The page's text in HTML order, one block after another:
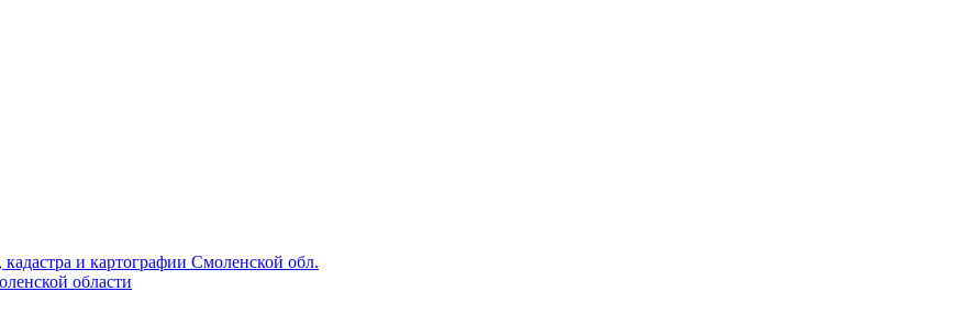
и картографии Смоленской обл.
области